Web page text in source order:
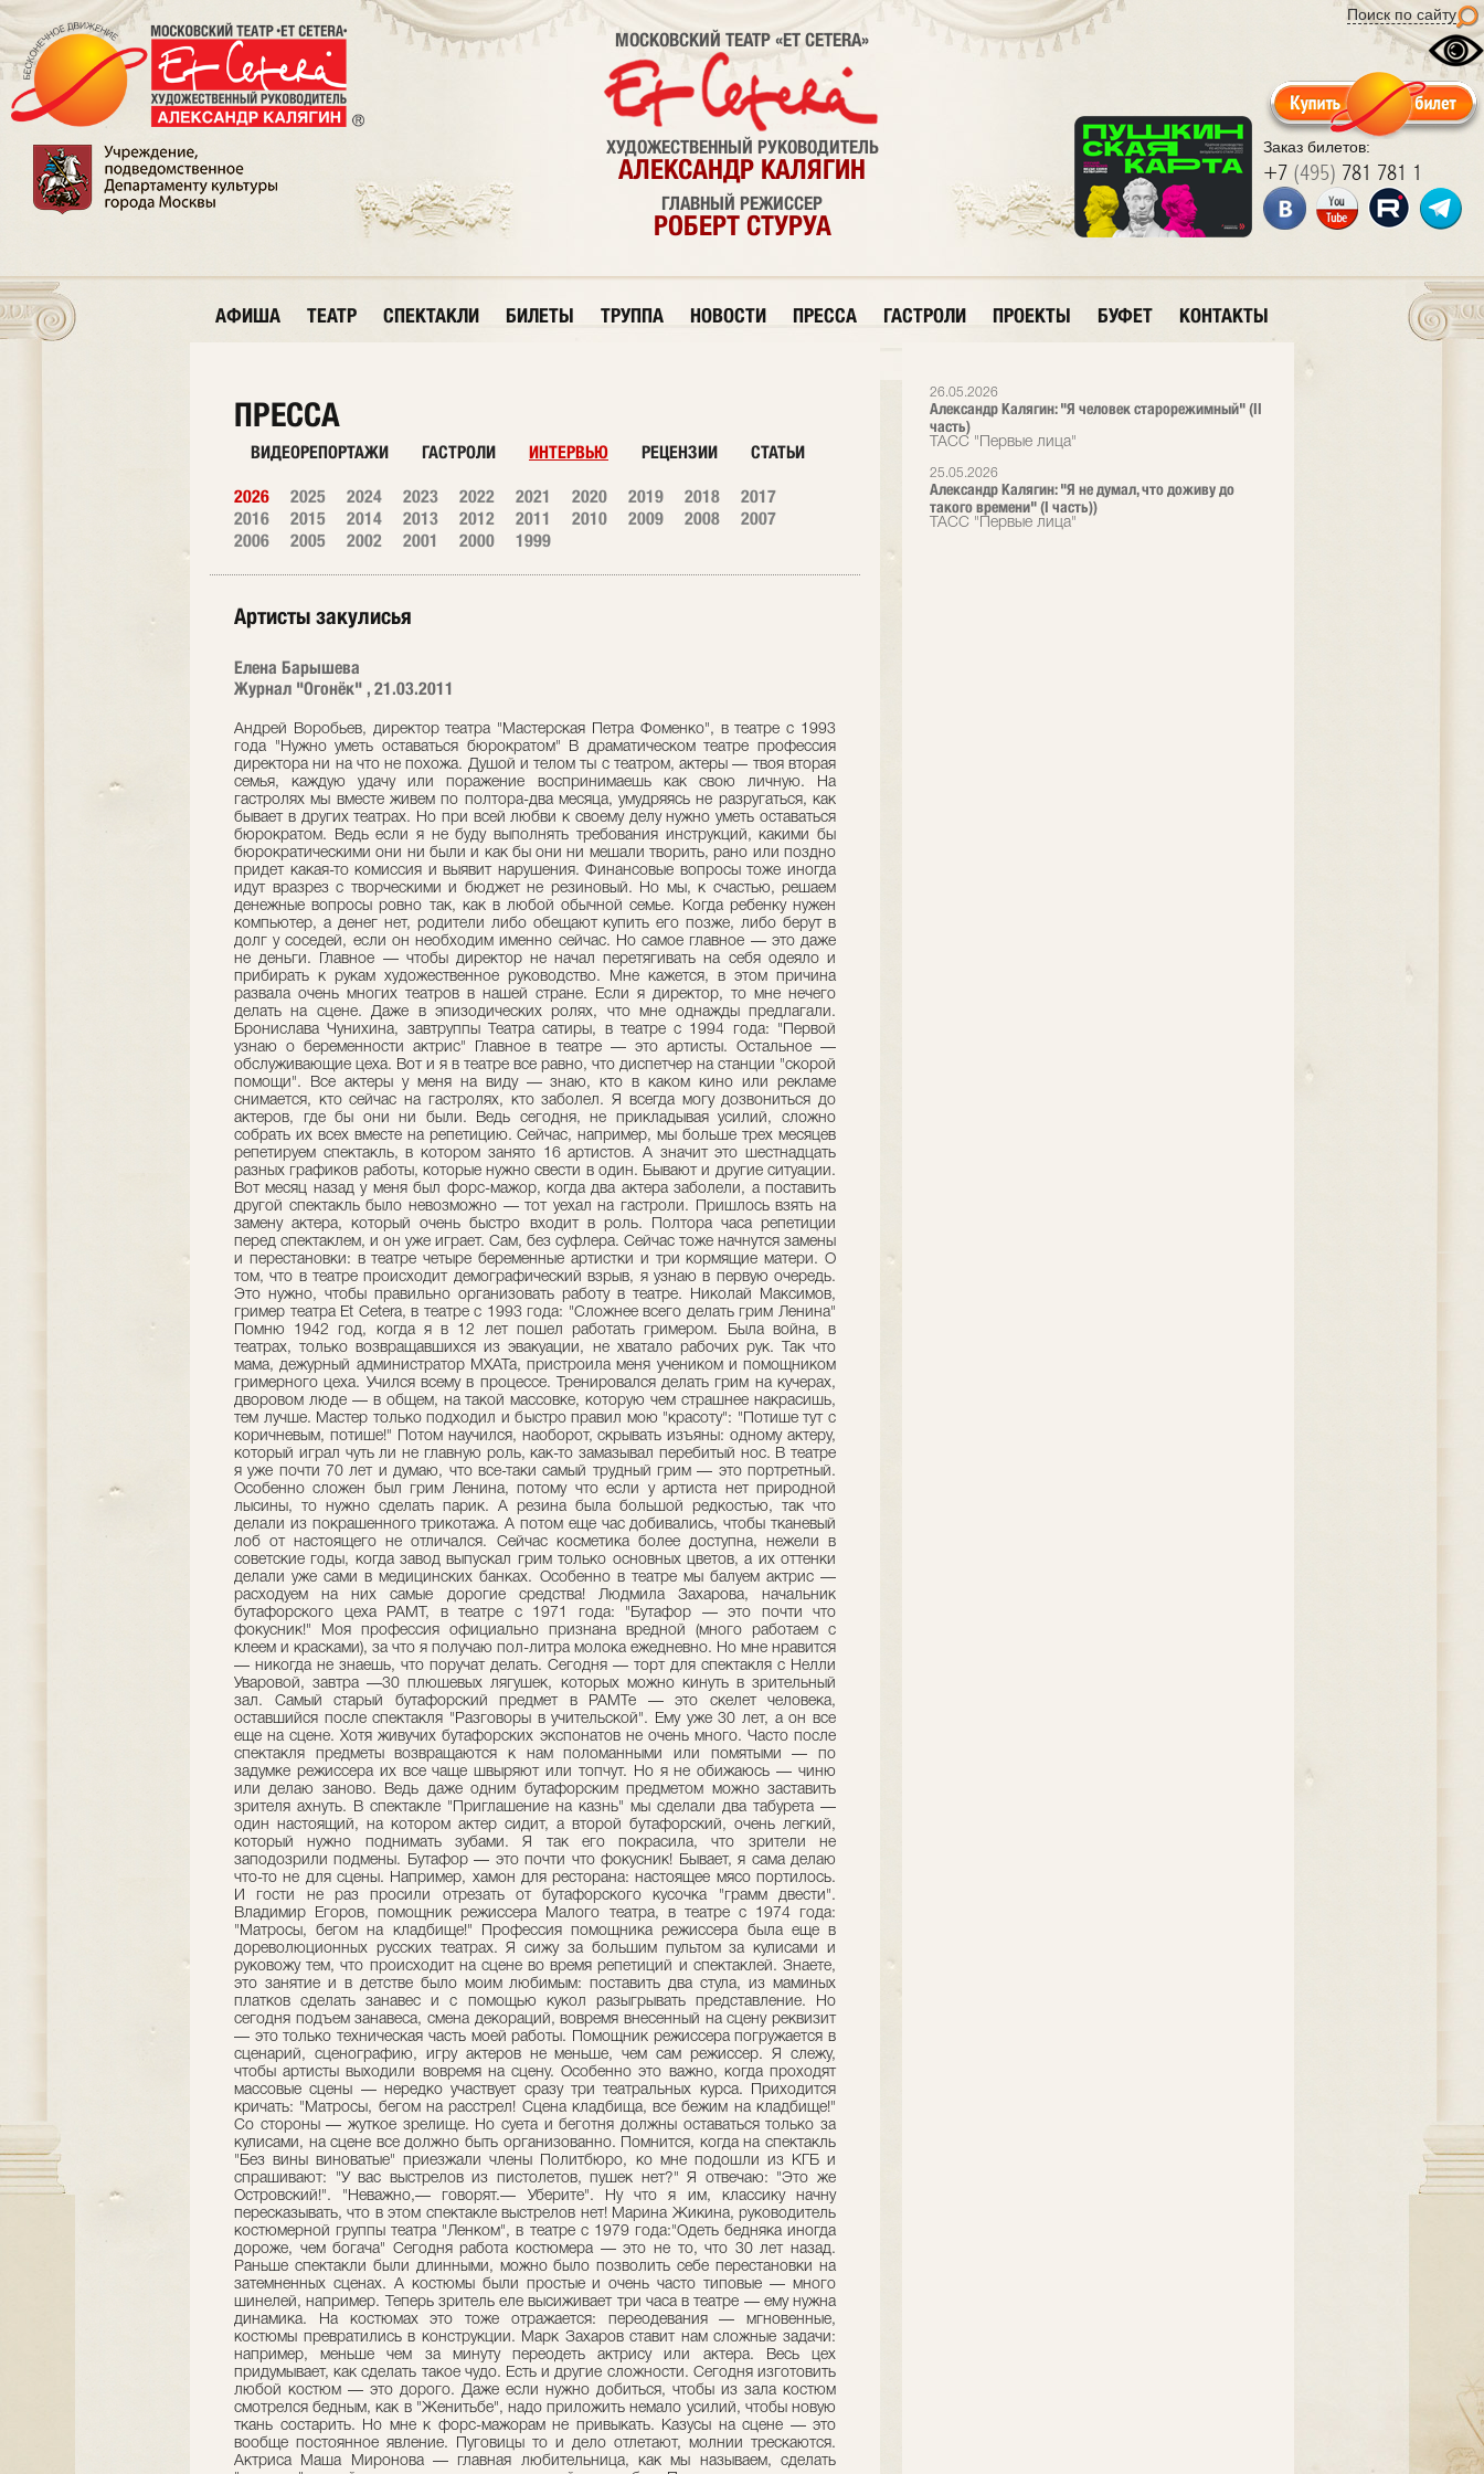
Поиск по сайту
Заказ билетов:
+7 (495) 781 781 1
МОСКОВСКИЙ ТЕАТР «ET CETERA»
ХУДОЖЕСТВЕННЫЙ РУКОВОДИТЕЛЬ
АЛЕКСАНДР КАЛЯГИН
ГЛАВНЫЙ РЕЖИССЕР
РОБЕРТ СТУРУА
АФИША ТЕАТР СПЕКТАКЛИ БИЛЕТЫ ТРУППА НОВОСТИ ПРЕССА ГАСТРОЛИ ПРОЕКТЫ БУФЕТ КОНТАКТЫ
26.05.2026
Александр Калягин: "Я человек старорежимный" (II
часть)
ТАСС "Первые лица"
25.05.2026
Александр Калягин: "Я не думал, что доживу до
такого времени" (I часть))
ТАСС "Первые лица"
ПРЕССА
ВИДЕОРЕПОРТАЖИ ГАСТРОЛИ ИНТЕРВЬЮ РЕЦЕНЗИИ СТАТЬИ
2026 2025 2024 2023 2022 2021 2020 2019 2018
2017
2016
2015 2014 2013 2012 2011 2010 2009 2008
2007
2006
2005 2002 2001 2000 1999
Артисты закулисья
Елена Барышева
Журнал "Огонёк" , 21.03.2011
Андрей Воробьев, директор театра "Мастерская Петра Фоменко", в театре с 1993
года "Нужно уметь оставаться бюрократом" В драматическом театре профессия
директора ни на что не похожа. Душой и телом ты с театром, актеры — твоя вторая
семья, каждую удачу или поражение воспринимаешь как свою личную. На
гастролях мы вместе живем по полтора-два месяца, умудряясь не разругаться, как
бывает в других театрах. Но при всей любви к своему делу нужно уметь оставаться
бюрократом. Ведь если я не буду выполнять требования инструкций, какими бы
бюрократическими они ни были и как бы они ни мешали творить, рано или поздно
придет какая-то комиссия и выявит нарушения. Финансовые вопросы тоже иногда
идут вразрез с творческими и бюджет не резиновый. Но мы, к счастью, решаем
денежные вопросы ровно так, как в любой обычной семье. Когда ребенку нужен
компьютер, а денег нет, родители либо обещают купить его позже, либо берут в
долг у соседей, если он необходим именно сейчас. Но самое главное — это даже
не деньги. Главное — чтобы директор не начал перетягивать на себя одеяло и
прибирать к рукам художественное руководство. Мне кажется, в этом причина
развала очень многих театров в нашей стране. Если я директор, то мне нечего
делать на сцене. Даже в эпизодических ролях, что мне однажды предлагали.
Бронислава Чунихина, завтруппы Театра сатиры, в театре с 1994 года: "Первой
узнаю о беременности актрис" Главное в театре — это артисты. Остальное —
обслуживающие цеха. Вот и я в театре все равно, что диспетчер на станции "скорой
помощи". Все актеры у меня на виду — знаю, кто в каком кино или рекламе
снимается, кто сейчас на гастролях, кто заболел. Я всегда могу дозвониться до
актеров, где бы они ни были. Ведь сегодня, не прикладывая усилий, сложно
собрать их всех вместе на репетицию. Сейчас, например, мы больше трех месяцев
репетируем спектакль, в котором занято 16 артистов. А значит это шестнадцать
разных графиков работы, которые нужно свести в один. Бывают и другие ситуации.
Вот месяц назад у меня был форс-мажор, когда два актера заболели, а поставить
другой спектакль было невозможно — тот уехал на гастроли. Пришлось взять на
замену актера, который очень быстро входит в роль. Полтора часа репетиции
перед спектаклем, и он уже играет. Сам, без суфлера. Сейчас тоже начнутся замены
и перестановки: в театре четыре беременные артистки и три кормящие матери. О
том, что в театре происходит демографический взрыв, я узнаю в первую очередь.
Это нужно, чтобы правильно организовать работу в театре. Николай Максимов,
гример театра Et Cetera, в театре с 1993 года: "Сложнее всего делать грим Ленина"
Помню 1942 год, когда я в 12 лет пошел работать гримером. Была война, в
театрах, только возвращавшихся из эвакуации, не хватало рабочих рук. Так что
мама, дежурный администратор МХАТа, пристроила меня учеником и помощником
гримерного цеха. Учился всему в процессе. Тренировался делать грим на кучерах,
дворовом люде — в общем, на такой массовке, которую чем страшнее накрасишь,
тем лучше. Мастер только подходил и быстро правил мою "красоту": "Потише тут с
коричневым, потише!" Потом научился, наоборот, скрывать изъяны: одному актеру,
который играл чуть ли не главную роль, как-то замазывал перебитый нос. В театре
я уже почти 70 лет и думаю, что все-таки самый трудный грим — это портретный.
Особенно сложен был грим Ленина, потому что если у артиста нет природной
лысины, то нужно сделать парик. А резина была большой редкостью, так что
делали из покрашенного трикотажа. А потом еще час добивались, чтобы тканевый
лоб от настоящего не отличался. Сейчас косметика более доступна, нежели в
советские годы, когда завод выпускал грим только основных цветов, а их оттенки
делали уже сами в медицинских банках. Особенно в театре мы балуем актрис —
расходуем на них самые дорогие средства! Людмила Захарова, начальник
бутафорского цеха РАМТ, в театре с 1971 года: "Бутафор — это почти что
фокусник!" Моя профессия официально признана вредной (много работаем с
клеем и красками), за что я получаю пол-литра молока ежедневно. Но мне нравится
— никогда не знаешь, что поручат делать. Сегодня — торт для спектакля с Нелли
Уваровой, завтра —30 плюшевых лягушек, которых можно кинуть в зрительный
зал. Самый старый бутафорский предмет в РАМТе — это скелет человека,
оставшийся после спектакля "Разговоры в учительской". Ему уже 30 лет, а он все
еще на сцене. Хотя живучих бутафорских экспонатов не очень много. Часто после
спектакля предметы возвращаются к нам поломанными или помятыми — по
задумке режиссера их все чаще швыряют или топчут. Но я не обижаюсь — чиню
или делаю заново. Ведь даже одним бутафорским предметом можно заставить
зрителя ахнуть. В спектакле "Приглашение на казнь" мы сделали два табурета —
один настоящий, на котором актер сидит, а второй бутафорский, очень легкий,
который нужно поднимать зубами. Я так его покрасила, что зрители не
заподозрили подмены. Бутафор — это почти что фокусник! Бывает, я сама делаю
что-то не для сцены. Например, хамон для ресторана: настоящее мясо портилось.
И гости не раз просили отрезать от бутафорского кусочка "грамм двести".
Владимир Егоров, помощник режиссера Малого театра, в театре с 1974 года:
"Матросы, бегом на кладбище!" Профессия помощника режиссера была еще в
дореволюционных русских театрах. Я сижу за большим пультом за кулисами и
руковожу тем, что происходит на сцене во время репетиций и спектаклей. Знаете,
это занятие и в детстве было моим любимым: поставить два стула, из маминых
платков сделать занавес и с помощью кукол разыгрывать представление. Но
сегодня подъем занавеса, смена декораций, вовремя внесенный на сцену реквизит
— это только техническая часть моей работы. Помощник режиссера погружается в
сценарий, сценографию, игру актеров не меньше, чем сам режиссер. Я слежу,
чтобы артисты выходили вовремя на сцену. Особенно это важно, когда проходят
массовые сцены — нередко участвует сразу три театральных курса. Приходится
кричать: "Матросы, бегом на расстрел! Сцена кладбища, все бежим на кладбище!"
Со стороны — жуткое зрелище. Но суета и беготня должны оставаться только за
кулисами, на сцене все должно быть организованно. Помнится, когда на спектакль
"Без вины виноватые" приезжали члены Политбюро, ко мне подошли из КГБ и
спрашивают: "У вас выстрелов из пистолетов, пушек нет?" Я отвечаю: "Это же
Островский!". "Неважно,— говорят.— Уберите". Ну что я им, классику начну
пересказывать, что в этом спектакле выстрелов нет! Марина Жикина, руководитель
костюмерной группы театра "Ленком", в театре с 1979 года:"Одеть бедняка иногда
дороже, чем богача" Сегодня работа костюмера — это не то, что 30 лет назад.
Раньше спектакли были длинными, можно было позволить себе перестановки на
затемненных сценах. А костюмы были простые и очень часто типовые — много
шинелей, например. Теперь зритель еле высиживает три часа в театре — ему нужна
динамика. На костюмах это тоже отражается: переодевания — мгновенные,
костюмы превратились в конструкции. Марк Захаров ставит нам сложные задачи:
например, меньше чем за минуту переодеть актрису или актера. Весь цех
придумывает, как сделать такое чудо. Есть и другие сложности. Сегодня изготовить
любой костюм — это дорого. Даже если нужно добиться, чтобы из зала костюм
смотрелся бедным, как в "Женитьбе", надо приложить немало усилий, чтобы новую
ткань состарить. Но мне к форс-мажорам не привыкать. Казусы на сцене — это
вообще постоянное явление. Пуговицы то и дело отлетают, молнии трескаются.
Актриса Маша Миронова — главная любительница, как мы называем, сделать